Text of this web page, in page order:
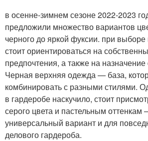
в осенне-зимнем сезоне 2022-2023
предложили множество вариантов
черного до яркой фуксии. при
стоит ориентироваться на
предпочтения, а также на
Черная верхняя одежда — база,
комбинировать с разными стилями.
в гардеробе наскучило, стоит
серого цвета и пастельным оттенкам
универсальный вариант и для
делового гардероба.